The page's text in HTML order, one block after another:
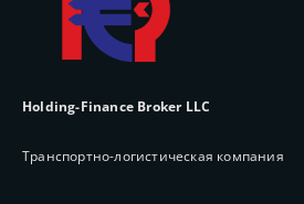
Holding-Finance Broker LLC
Транспортно-логистическая компания